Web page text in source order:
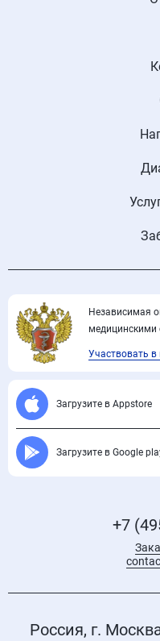
Независимая
медицинскими
Участвовать в
Загрузите в Appstore
Загрузите в Google
+7
Россия, г.